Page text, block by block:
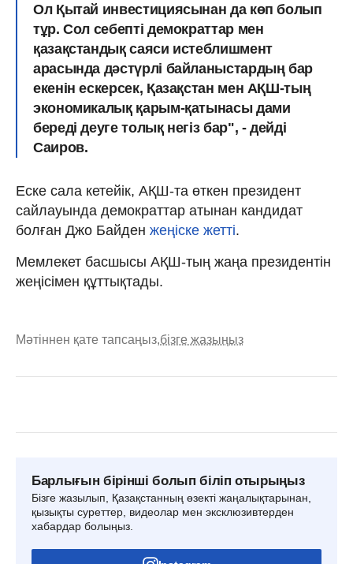
Ол Қытай инвестициясынан да көп болып
тұр. Сол себепті демократтар мен
қазақстандық саяси истеблишмент
арасында дәстүрлі байланыстардың бар
екенін ескерсек, Қазақстан мен АҚШ-тың
экономикалық қарым-қатынасы дами
береді деуге толық негіз бар", - дейді
Саиров.
Еске сала кетейік, АҚШ-та өткен президент
сайлауында демократтар атынан кандидат
болған Джо Байден жеңіске жетті.
Мемлекет басшысы АҚШ-тың жаңа президентін
жеңісімен құттықтады.
Мәтіннен қате тапсаңыз,бізге жазыңыз
Барлығын бірінші болып біліп отырыңыз
Бізге жазылып, Қазақстанның өзекті жаңалықтарынан,
қызықты суреттер, видеолар мен эксклюзивтерден
хабардар болыңыз.